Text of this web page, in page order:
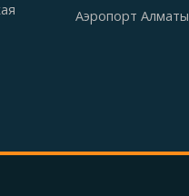
Аэропорт Алматы